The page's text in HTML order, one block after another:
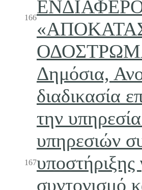
166
167
Δημόσια,
διαδικασία
την
υπηρεσιών
υποστήριξης
συντονισμό